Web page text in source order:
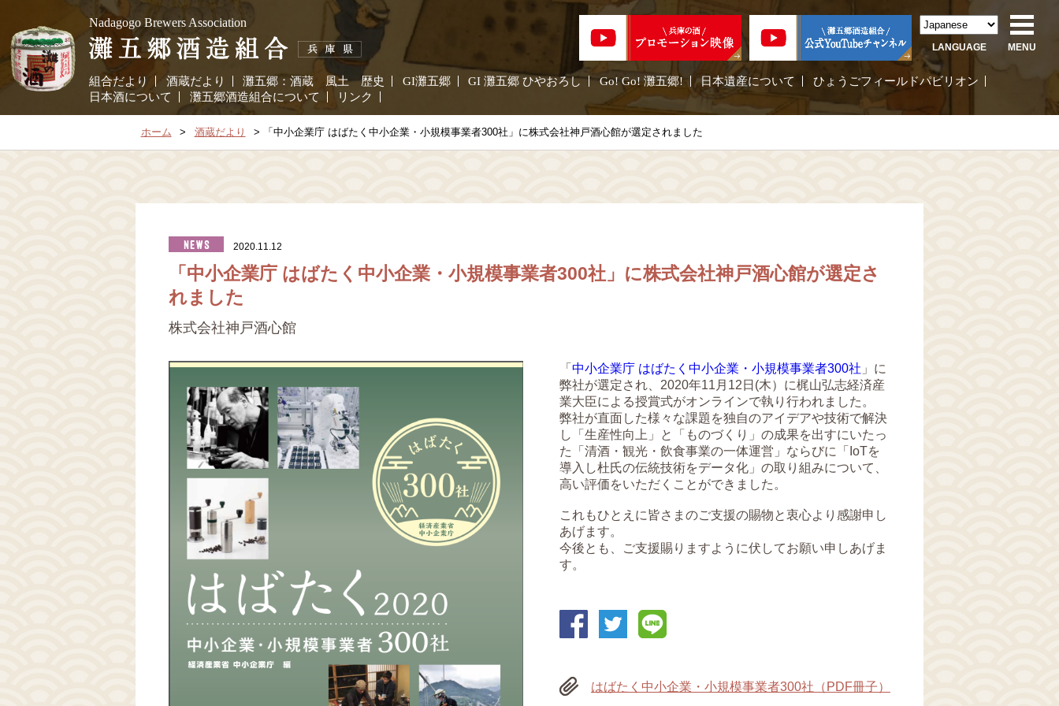
Nadagogo Brewers Association
組合だより 酒蔵だより 灘五郷：酒蔵 風土 歴史 GI灘五郷 GI 灘五郷 ひやおろし Go! Go! 灘五郷! 日本遺産について
ひょうごフィールドパビリオン
日本酒について
灘五郷酒造組合について リンク
LANGUAGE MENU
ホーム 酒蔵だより 「中小企業庁 はばたく中小企業・小規模事業者300社」に株式会社神戸酒心館が選定されました
2020.11.12
「中小企業庁 はばたく中小企業・小規模事業者300社」に株式会社神戸酒心館が選定さ
れました
株式会社神戸酒心館
「 中小企業庁 はばたく中小企業・小規模事業者300社 」に
弊社が選定され、2020年11月12日(木）に梶山弘志経済産
業大臣による授賞式がオンラインで執り行われました。
弊社が直面した様々な課題を独自のアイデアや技術で解決
し「生産性向上」と「ものづくり」の成果を出すにいたっ
た「清酒・観光・飲食事業の一体運営」ならびに「IoTを
導入し杜氏の伝統技術をデータ化」の取り組みについて、
高い評価をいただくことができました。
これもひとえに皆さまのご支援の賜物と衷心より感謝申し
あげます。
今後とも、ご支援賜りますように伏してお願い申しあげま
す。
はばたく中小企業・小規模事業者300社（PDF冊子）